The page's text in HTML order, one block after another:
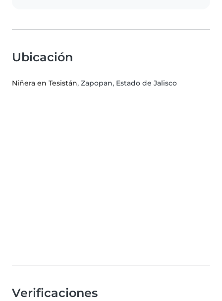
Ubicación
Niñera en Tesistán, Zapopan, Estado de Jalisco
Verificaciones